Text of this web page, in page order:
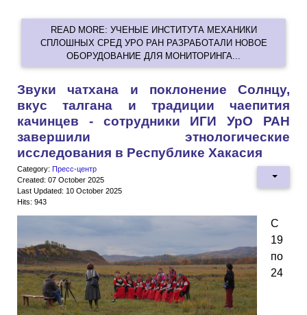
READ MORE: УЧЕНЫЕ ИНСТИТУТА МЕХАНИКИ
СПЛОШНЫХ СРЕД УРО РАН РАЗРАБОТАЛИ НОВОЕ
ОБОРУДОВАНИЕ ДЛЯ МОНИТОРИНГА...
Звуки чатхана и поклонение Солнцу,
вкус талгана и традиции чаепития
качинцев - сотрудники ИГИ УрО РАН
завершили этнологические
исследования в Республике Хакасия
Category: Пресс-центр
Created: 07 October 2025
Last Updated: 10 October 2025
Hits: 943
С
19
по
24